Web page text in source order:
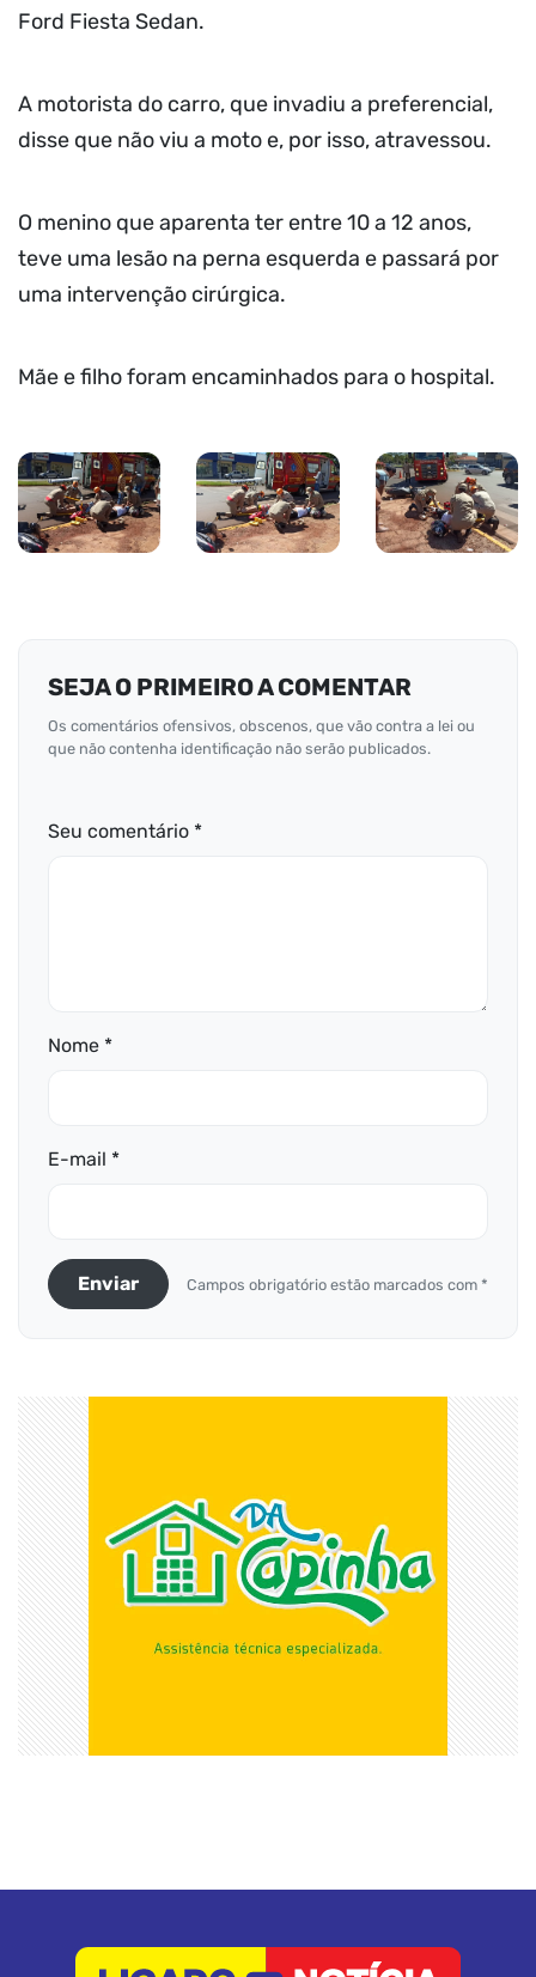
Ford Fiesta Sedan.
A motorista do carro, que invadiu a preferencial,
disse que não viu a moto e, por isso, atravessou.
O menino que aparenta ter entre 10 a 12 anos,
teve uma lesão na perna esquerda e passará por
uma intervenção cirúrgica.
Mãe e filho foram encaminhados para o hospital.
SEJA O PRIMEIRO A COMENTAR
Os comentários ofensivos, obscenos, que vão contra a lei ou
que não contenha identificação não serão publicados.
Seu comentário *
Nome *
E-mail *
Enviar Campos obrigatório estão marcados com *